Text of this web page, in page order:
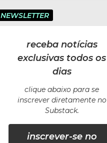
NEWSLETTER
receba notícias
exclusivas todos os
dias
clique abaixo para se
inscrever diretamente no
Substack.
inscrever-se no